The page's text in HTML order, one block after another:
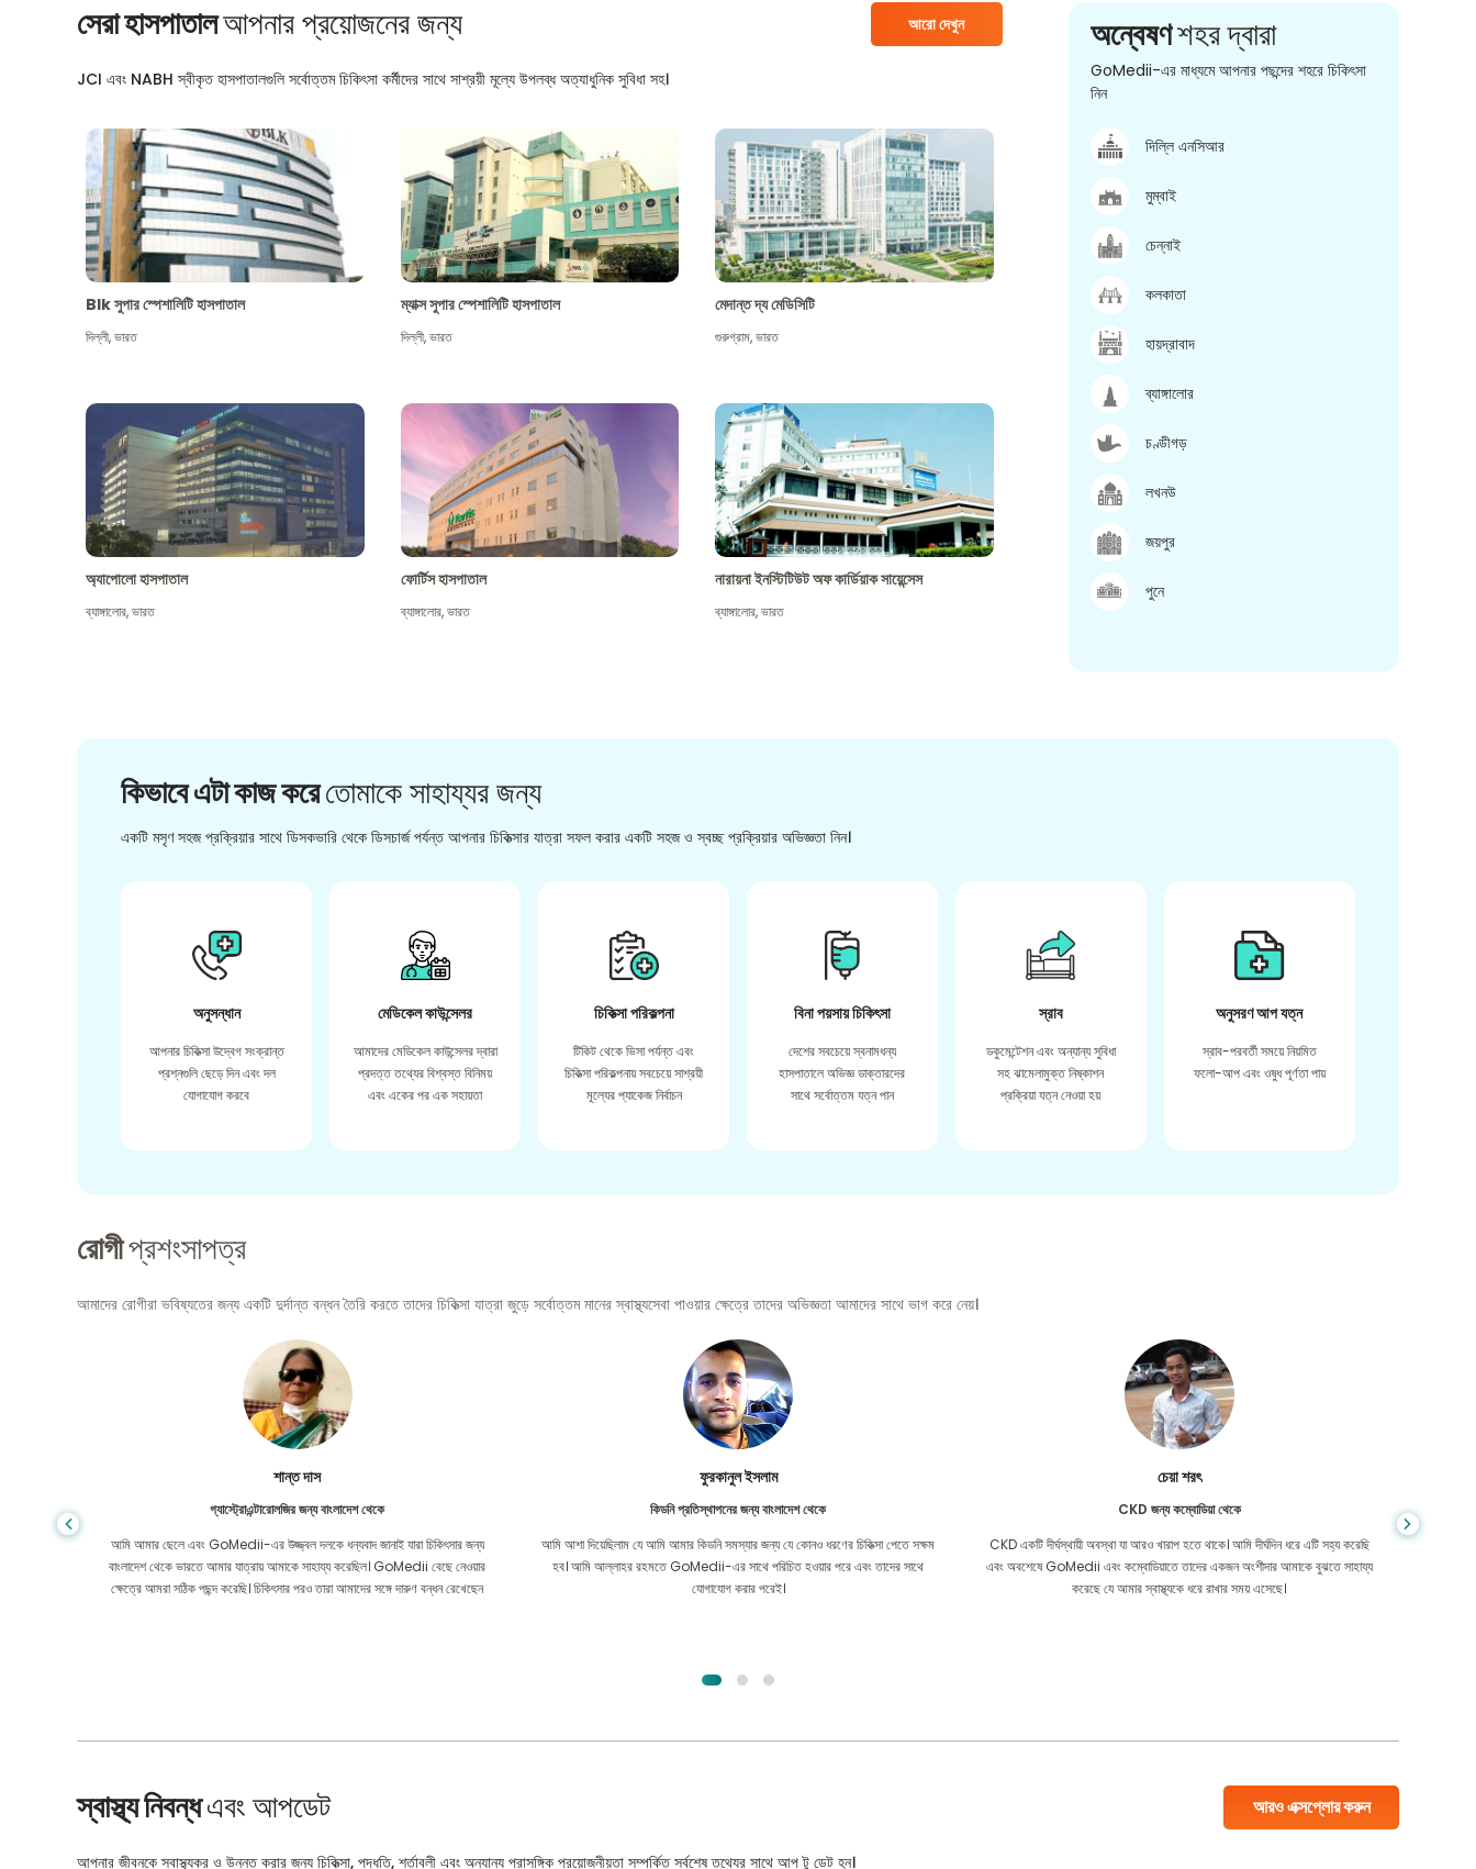
সেরা হাসপাতালআপনার প্রয়োজনের জন্য আরো দেখুন
JCI এবং NABH স্বীকৃত হাসপাতালগুলি সর্বোত্তম চিকিৎসা কর্মীদের সাথে সাশ্রয়ী মূল্যে উপলব্ধ অত্যাধুনিক সুবিধা সহ।
Blk সুপার স্পেশালিটি হাসপাতাল
দিল্লী,ভারত
ম্যাক্স সুপার স্পেশালিটি হাসপাতাল
দিল্লী,ভারত
মেদান্ত দ্য মেডিসিটি
গুরুগ্রাম,ভারত
অ্যাপোলো হাসপাতাল
ব্যাঙ্গালোর,ভারত
ফোর্টিস হাসপাতাল
ব্যাঙ্গালোর,ভারত
নারায়না ইনস্টিটিউট অফ কার্ডিয়াক সায়েন্সেস
ব্যাঙ্গালোর,ভারত
অন্বেষণশহর দ্বারা
GoMedii-এর মাধ্যমে আপনার পছন্দের শহরে চিকিৎসা
নিন
দিল্লি এনসিআর
মুম্বাই
চেন্নাই
কলকাতা
হায়দ্রাবাদ
ব্যাঙ্গালোর
চণ্ডীগড়
লখনউ
জয়পুর
পুনে
কিভাবে এটা কাজ করেতোমাকে সাহায্যর জন্য
একটি মসৃণ সহজ প্রক্রিয়ার সাথে ডিসকভারি থেকে ডিসচার্জ পর্যন্ত আপনার চিকিত্সার যাত্রা সফল করার একটি সহজ ও স্বচ্ছ প্রক্রিয়ার অভিজ্ঞতা নিন।
অনুসন্ধান
আপনার চিকিত্সা উদ্বেগ সংক্রান্ত
প্রশ্নগুলি ছেড়ে দিন এবং দল
যোগাযোগ করবে
মেডিকেল কাউন্সেলর
আমাদের মেডিকেল কাউন্সেলর দ্বারা
প্রদত্ত তথ্যের বিশ্বস্ত বিনিময়
এবং একের পর এক সহায়তা
চিকিত্সা পরিকল্পনা
টিকিট থেকে ভিসা পর্যন্ত এবং
চিকিত্সা পরিকল্পনায় সবচেয়ে সাশ্রয়ী
মূল্যের প্যাকেজ নির্বাচন
বিনা পয়সায় চিকিৎসা
দেশের সবচেয়ে স্বনামধন্য
হাসপাতালে অভিজ্ঞ ডাক্তারদের
সাথে সর্বোত্তম যত্ন পান
স্রাব
ডকুমেন্টেশন এবং অন্যান্য সুবিধা
সহ ঝামেলামুক্ত নিষ্কাশন
প্রক্রিয়া যত্ন নেওয়া হয়
অনুসরণ আপ যত্ন
স্রাব-পরবর্তী সময়ে নিয়মিত
ফলো-আপ এবং ওষুধ পূর্ণতা পায়
রোগীপ্রশংসাপত্র
আমাদের রোগীরা ভবিষ্যতের জন্য একটি দুর্দান্ত বন্ধন তৈরি করতে তাদের চিকিত্সা যাত্রা জুড়ে সর্বোত্তম মানের স্বাস্থ্যসেবা পাওয়ার ক্ষেত্রে তাদের অভিজ্ঞতা আমাদের সাথে ভাগ করে নেয়।
শান্ত দাস
গ্যাস্ট্রোএন্টারোলজির জন্য বাংলাদেশ থেকে
আমি আমার ছেলে এবং GoMedii-এর উজ্জ্বল দলকে ধন্যবাদ জানাই যারা চিকিৎসার জন্য
বাংলাদেশ থেকে ভারতে আমার যাত্রায় আমাকে সাহায্য করেছিল। GoMedii বেছে নেওয়ার
ক্ষেত্রে আমরা সঠিক পছন্দ করেছি। চিকিৎসার পরও তারা আমাদের সঙ্গে দারুণ বন্ধন রেখেছেন
ফুরকানুল ইসলাম
কিডনি প্রতিস্থাপনের জন্য বাংলাদেশ থেকে
আমি আশা দিয়েছিলাম যে আমি আমার কিডনি সমস্যার জন্য যে কোনও ধরণের চিকিত্সা পেতে সক্ষম
হব। আমি আল্লাহর রহমতে GoMedii-এর সাথে পরিচিত হওয়ার পরে এবং তাদের সাথে
যোগাযোগ করার পরেই।
চেয়া শরৎ
CKD জন্য কম্বোডিয়া থেকে
CKD একটি দীর্ঘস্থায়ী অবস্থা যা আরও খারাপ হতে থাকে। আমি দীর্ঘদিন ধরে এটি সহ্য করেছি
এবং অবশেষে GoMedii এবং কম্বোডিয়াতে তাদের একজন অংশীদার আমাকে বুঝতে সাহায্য
করেছে যে আমার স্বাস্থ্যকে ধরে রাখার সময় এসেছে।
স্বাস্থ্য নিবন্ধএবং আপডেট আরও এক্সপ্লোর করুন
আপনার জীবনকে স্বাস্থ্যকর ও উন্নত করার জন্য চিকিত্সা, পদ্ধতি, শর্তাবলী এবং অন্যান্য প্রাসঙ্গিক প্রয়োজনীয়তা সম্পর্কিত সর্বশেষ তথ্যের সাথে আপ টু ডেট হন।